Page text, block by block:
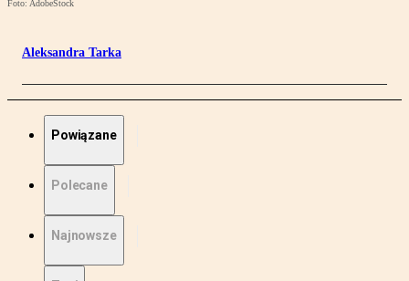
Foto: AdobeStock
Aleksandra Tarka
Powiązane
Polecane
Najnowsze